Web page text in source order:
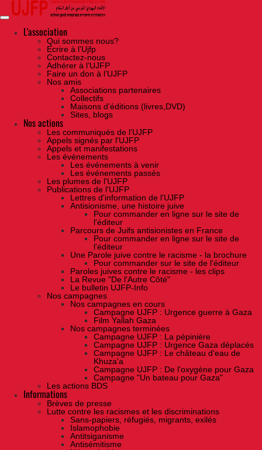
Skip
the
contentL'association
Qui sommes nous?
Ecrire à l’Ujfp
Contactez-nous
Adhérer à l’UJFP
Faire un don à l’UJFP
Nos amis
Associations partenaires
Collectifs
Maisons d’éditions (livres,DVD)
Sites, blogs
Nos actions
Les communiqués de l'UJFP
Appels signés par l'UJFP
Appels et manifestations
Les événements
Les événements à venir
Les événements passés
Les plumes de l'UJFP
Publications de l'UJFP
Lettres d'information de l'UJFP
Antisionisme, une histoire juive
Pour commander en ligne sur le site de
l'éditeur
Parcours de Juifs antisionistes en France
Pour commander en ligne sur le site de
l'éditeur
Une Parole juive contre le racisme - la brochure
Pour commander sur le site de l'éditeur
Paroles juives contre le racisme - les clips
La Revue "De l'Autre Côté"
Le bulletin UJFP-Info
Nos campagnes
Nos campagnes en cours
Campagne UJFP : Urgence guerre à Gaza
Film Yallah Gaza
Nos campagnes terminées
Campagne UJFP : La pépinière
Campagne UJFP : Urgence Gaza déplacés
Campagne UJFP : Le château d'eau de
Khuza'a
Campagne UJFP : De l'oxygène pour Gaza
Campagne "Un bateau pour Gaza"
Les actions BDS
Informations
Brèves de presse
Lutte contre les racismes et les discriminations
Sans-papiers, réfugiés, migrants, exilés
Islamophobie
Antitsiganisme
Antisémitisme